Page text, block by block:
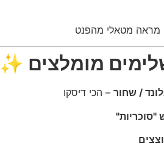
מראה מטאלי מהפנט
מומלצים ✨
/ שחור – הכי דיסקו